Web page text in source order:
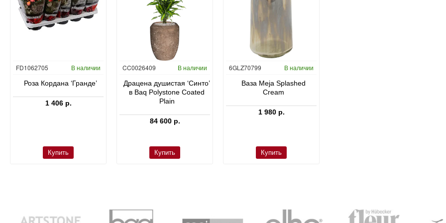
FD1062705 В наличии
Роза Кордана ‘Гранде’
1 406 р.
Купить
CC0026409 В наличии
Драцена душистая ‘Синто’
в Baq Polystone Coated
Plain
84 600 р.
Купить
6GLZ70799 В наличии
Ваза Meja Splashed
Cream
1 980 р.
Купить